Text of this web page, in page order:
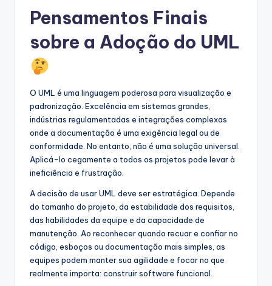
Pensamentos Finais
sobre a Adoção do UML
O UML é uma linguagem poderosa para visualização e
padronização. Excelência em sistemas grandes,
indústrias regulamentadas e integrações complexas
onde a documentação é uma exigência legal ou de
conformidade. No entanto, não é uma solução universal.
Aplicá-lo cegamente a todos os projetos pode levar à
ineficiência e frustração.
A decisão de usar UML deve ser estratégica. Depende
do tamanho do projeto, da estabilidade dos requisitos,
das habilidades da equipe e da capacidade de
manutenção. Ao reconhecer quando recuar e confiar no
código, esboços ou documentação mais simples, as
equipes podem manter sua agilidade e focar no que
realmente importa: construir software funcional.